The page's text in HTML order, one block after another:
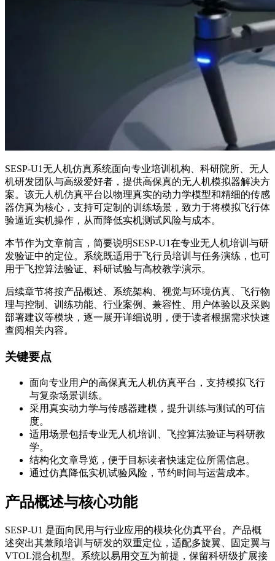
SESP-U1无人机仿真系统面向专业培训机构、科研院所、无人
机研发团队与高级爱好者，提供高保真的无人机模拟器解决方
案。该无人机仿真平台以物理真实的动力学模型和精细的传感
器仿真为核心，支持可定制的训练场景，致力于将模拟飞行体
验逼近实机操作，从而降低实机测试风险与成本。
本节作为文章前言，简要说明SESP-U1在专业无人机培训与研
发验证中的定位。系统既适用于飞行员培训与任务演练，也可
用于飞控算法验证、科研试验与高校教学演示。
后续章节将按产品概述、系统架构、视觉与环境仿真、飞行物
理与控制、训练功能、行业案例、兼容性、用户体验以及采购
部署建议等模块，逐一展开详细说明，便于读者根据需求快速
查阅相关内容。
关键要点
面向专业用户的高保真无人机仿真平台，支持模拟飞行
与复杂场景训练。
采用真实动力学与传感器建模，提升训练与测试的可信
度。
适用场景包括专业无人机培训、飞控算法验证与科研教
学。
结构化文章导览，便于目标读者快速定位所需信息。
通过仿真降低实机试验风险，节约时间与运营成本。
产品概述与核心功能
SESP-U1 是面向民用与行业应用的模块化仿真平台。产品概
述突出其兼顾培训与研发的双重定位，适配多旋翼、固定翼与
VTOL混合机型。系统以易用交互为前提，保留科研级扩展接